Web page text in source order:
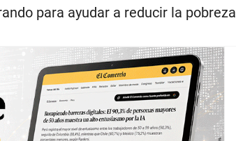
para ayudar a reducir la pobreza